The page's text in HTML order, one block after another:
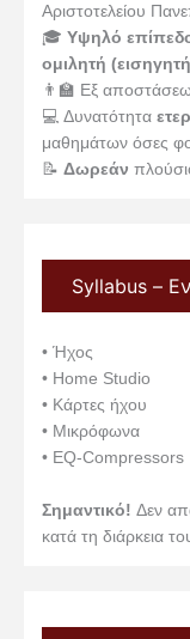
Αριστοτελείου
🎓 Υψηλό
ομιλητή
👨‍🏫 Εξ
💻 Δυνατότητα
μαθημάτων όσες
📝 Δωρεάν
Syllabus –
• Ήχος
• Home Studio
• Κάρτες ήχου
• Μικρόφωνα
• EQ-Compressors
Σημαντικό! Δεν
κατά τη διάρκεια